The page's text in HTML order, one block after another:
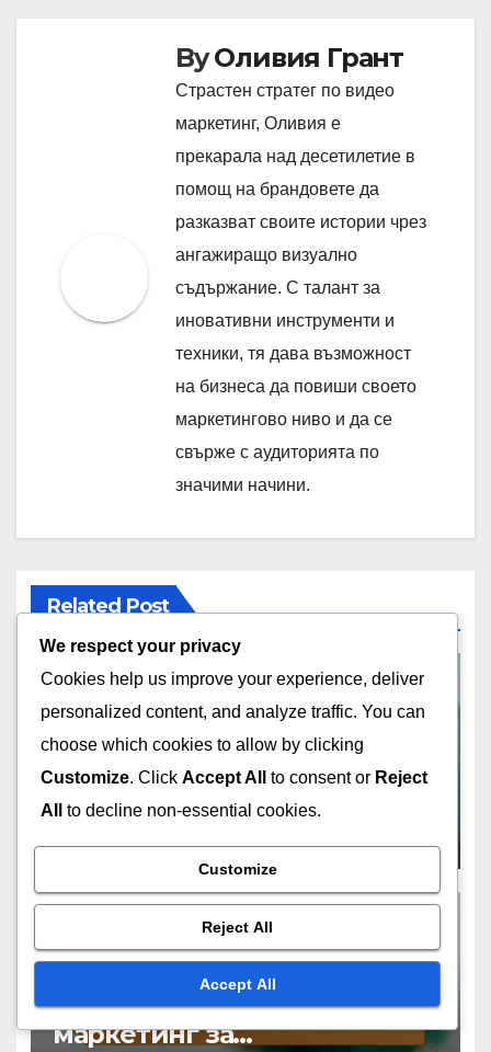
ByОливия Грант
Страстен стратег по видео
маркетинг, Оливия е
прекарала над десетилетие в
помощ на брандовете да
разказват своите истории чрез
ангажиращо визуално
съдържание. С талант за
иновативни инструменти и
техники, тя дава възможност
на бизнеса да повиши своето
маркетингово ниво и да се
свърже с аудиторията по
значими начини.
Related Post
РЕШЕНИЯ ЗА ВИДЕО МАРКЕТИНГ В БРАЗИЛИЯ
Списък за съответстваща
видео реклама в Бразилия
РЕШЕНИЯ ЗА ВИДЕО МАРКЕТИНГ В БРАЗИЛИЯ
Адаптиране на видео
маркетинг за
We respect your privacy
Cookies help us improve your experience, deliver
personalized content, and analyze traffic. You can
choose which cookies to allow by clicking
Customize. Click Accept All to consent or Reject
All
to decline non-essential cookies.
Customize
Reject All
Accept All